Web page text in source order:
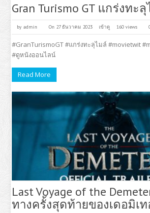
Gran Turismo GT แกร่งทะ
by admin On 27 ธันวาคม 2023 เข้าดู 160 views
#GranTurismoGT #แกร่งทะลุไมล์ #movietwit
#ดูหนังออนไลน์
Read More
Last Voyage of the
ทางครั้งสุดท้ายของเดอมิเท